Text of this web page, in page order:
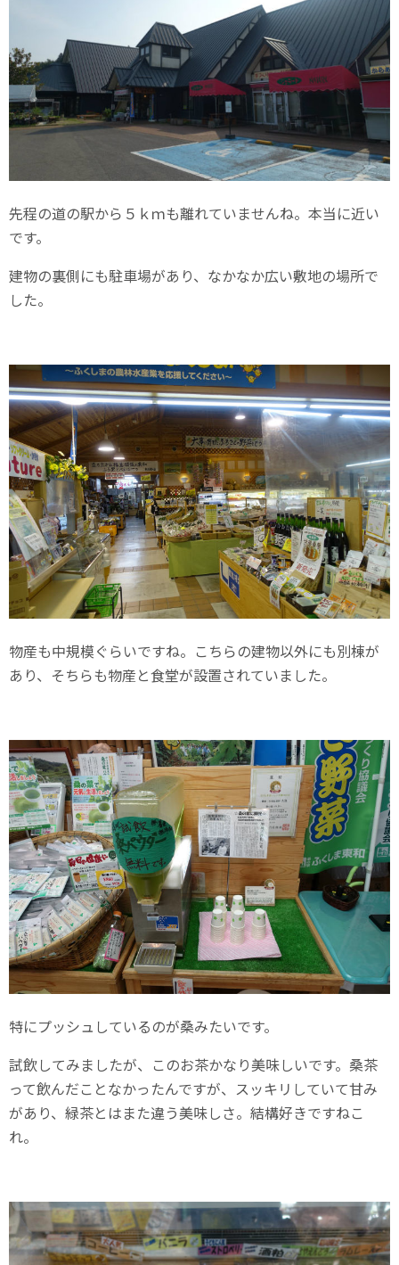
先程の道の駅から５ｋｍも離れていませんね。本当に近い
です。
建物の裏側にも駐車場があり、なかなか広い敷地の場所で
した。
物産も中規模ぐらいですね。こちらの建物以外にも別棟が
あり、そちらも物産と食堂が設置されていました。
特にプッシュしているのが桑みたいです。
試飲してみましたが、このお茶かなり美味しいです。桑茶
って飲んだことなかったんですが、スッキリしていて甘み
があり、緑茶とはまた違う美味しさ。結構好きですねこ
れ。